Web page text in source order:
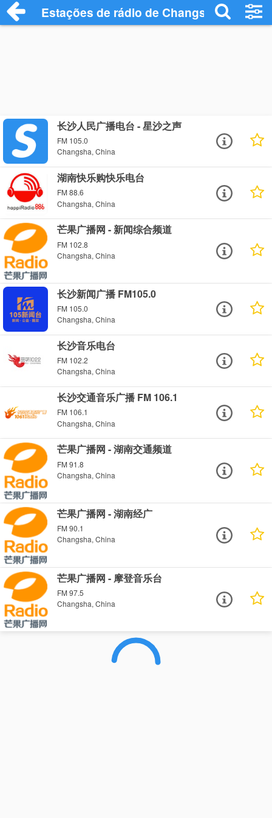
Estações de rádio de Changsha - Ouça
长沙人民广播电台 - 星沙之声
FM 105.0
Changsha, China
湖南快乐购快乐电台
FM 88.6
Changsha, China
芒果广播网 - 新闻综合频道
FM 102.8
Changsha, China
长沙新闻广播 FM105.0
FM 105.0
Changsha, China
长沙音乐电台
FM 102.2
Changsha, China
长沙交通音乐广播 FM 106.1
FM 106.1
Changsha, China
芒果广播网 - 湖南交通频道
FM 91.8
Changsha, China
芒果广播网 - 湖南经广
FM 90.1
Changsha, China
芒果广播网 - 摩登音乐台
FM 97.5
Changsha, China